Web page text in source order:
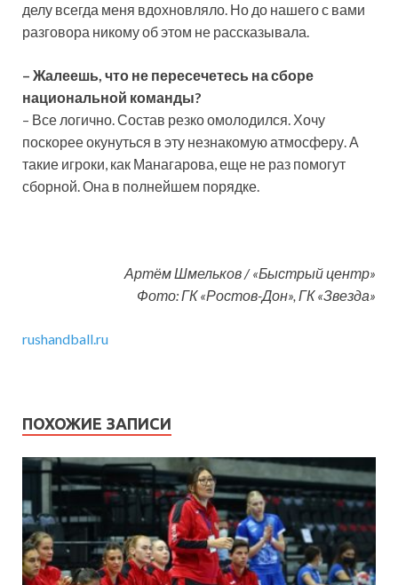
делу всегда меня вдохновляло. Но до нашего с вами
разговора никому об этом не рассказывала.
– Жалеешь, что не пересечетесь на сборе
национальной команды?
– Все логично. Состав резко омолодился. Хочу
поскорее окунуться в эту незнакомую атмосферу. А
такие игроки, как Манагарова, еще не раз помогут
сборной. Она в полнейшем порядке.
Артём Шмельков / «Быстрый центр»
Фото: ГК «Ростов-Дон», ГК «Звезда»
rushandball.ru
ПОХОЖИЕ ЗАПИСИ